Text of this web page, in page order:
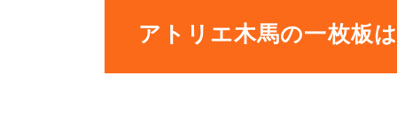
アトリエ木馬の一枚板